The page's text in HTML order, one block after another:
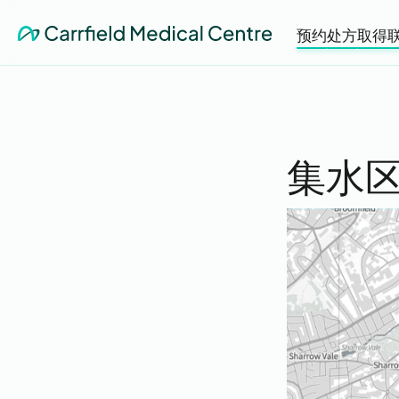
预约处方取得
集水